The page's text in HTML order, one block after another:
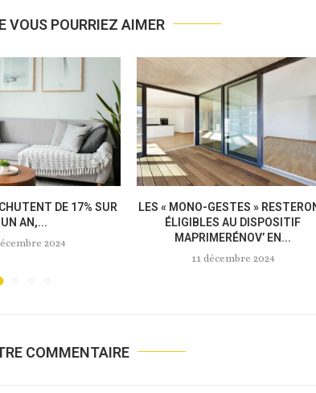
VOUS POURRIEZ AIMER
2025 ET SUR
TOUTE...
2024
MEUBLÉS DE TOURISME : LA
NOUVELLE LOI « ANTI-AIRBNB »...
18 novembre 2024